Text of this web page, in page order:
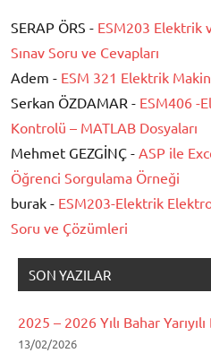
SERAP ÖRS - ESM203 Elektrik
Sınav Soru ve Cevapları
Adem - ESM 321 Elektrik
Serkan ÖZDAMAR - ESM406 -
Kontrolü – MATLAB Dosyaları
Mehmet GEZGİNÇ - ASP ile
Öğrenci Sorgulama Örneği
burak - ESM203-Elektrik
Soru ve Çözümleri
SON YAZILAR
2025 – 2026 Yılı Bahar
13/02/2026